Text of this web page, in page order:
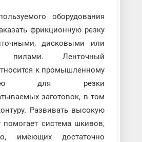
оборудования
фрикционную резку
дисковыми или
пилами. Ленточный
к промышленному
для резки
заготовок, в том
Развивать высокую
помогает система шкивов,
имеющих достаточно